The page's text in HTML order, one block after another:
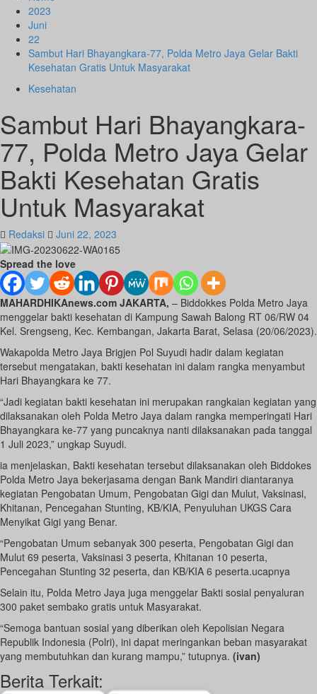
2023
Juni
22
Sambut Hari Bhayangkara-77, Polda Metro Jaya Gelar Bakti
Kesehatan Gratis Untuk Masyarakat
Kesehatan
Sambut Hari Bhayangkara-
77, Polda Metro Jaya Gelar
Bakti Kesehatan Gratis
Untuk Masyarakat
Redaksi Juni 22, 2023
Spread the love
MAHARDHIKAnews.com JAKARTA, – Biddokkes Polda Metro Jaya
menggelar bakti kesehatan di Kampung Sawah Balong RT 06/RW 04
Kel. Srengseng, Kec. Kembangan, Jakarta Barat, Selasa (20/06/2023).
Wakapolda Metro Jaya Brigjen Pol Suyudi hadir dalam kegiatan
tersebut mengatakan, bakti kesehatan ini dalam rangka menyambut
Hari Bhayangkara ke 77.
“Jadi kegiatan bakti kesehatan ini merupakan rangkaian kegiatan yang
dilaksanakan oleh Polda Metro Jaya dalam rangka memperingati Hari
Bhayangkara ke-77 yang puncaknya nanti dilaksanakan pada tanggal
1 Juli 2023,” ungkap Suyudi.
ia menjelaskan, Bakti kesehatan tersebut dilaksanakan oleh Biddokes
Polda Metro Jaya bekerjasama dengan Bank Mandiri diantaranya
kegiatan Pengobatan Umum, Pengobatan Gigi dan Mulut, Vaksinasi,
Khitanan, Pencegahan Stunting, KB/KIA, Penyuluhan UKGS Cara
Menyikat Gigi yang Benar.
“Pengobatan Umum sebanyak 300 peserta, Pengobatan Gigi dan
Mulut 69 peserta, Vaksinasi 3 peserta, Khitanan 10 peserta,
Pencegahan Stunting 32 peserta, dan KB/KIA 6 peserta.ucapnya
Selain itu, Polda Metro Jaya juga menggelar Bakti sosial penyaluran
300 paket sembako gratis untuk Masyarakat.
“Semoga bantuan sosial yang diberikan oleh Kepolisian Negara
Republik Indonesia (Polri), ini dapat meringankan beban masyarakat
yang membutuhkan dan kurang mampu,” tutupnya. (ivan)
Berita Terkait: